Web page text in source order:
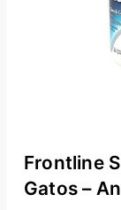
Frontline
Gatos –